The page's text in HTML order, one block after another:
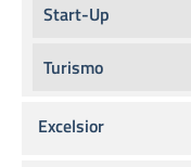
Start-Up
Turismo
Excelsior